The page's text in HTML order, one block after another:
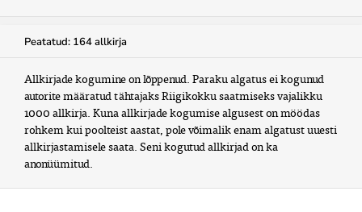
Peatatud: 164 allkirja
Allkirjade kogumine on lõppenud. Paraku algatus ei kogunud
autorite määratud tähtajaks Riigikokku saatmiseks vajalikku
1000 allkirja. Kuna allkirjade kogumise algusest on möödas
rohkem kui poolteist aastat, pole võimalik enam algatust uuesti
allkirjastamisele saata. Seni kogutud allkirjad on ka
anonüümitud.